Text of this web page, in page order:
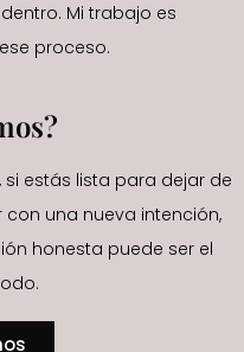
Mi trabajo es
proceso.
estás lista para dejar de
una nueva intención,
honesta puede ser el